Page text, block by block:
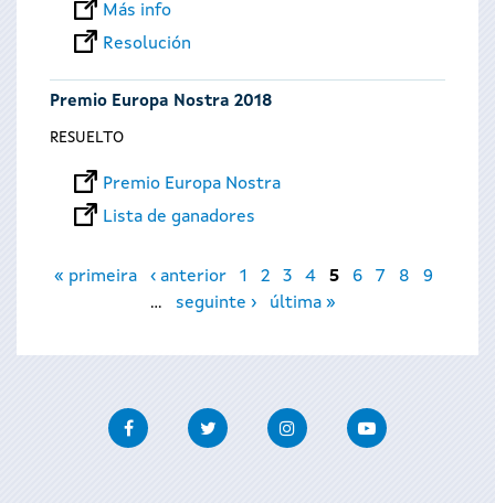
Más info
Resolución
Premio Europa Nostra 2018
RESUELTO
Premio Europa Nostra
Lista de ganadores
Páginas
« primeira ‹ anterior 1 2 3 4 5 6 7 8
9
…
seguinte › última »
FacebookTwitter InstagramYoutube